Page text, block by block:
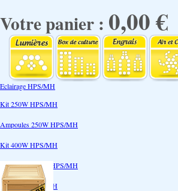
Votre panier : 0,00 €
Eclairage HPS/MH
Kit 250W HPS/MH
Ampoules 250W HPS/MH
Kit 400W HPS/MH
Ampoules 400W HPS/MH
Kit 600W HPS/MH